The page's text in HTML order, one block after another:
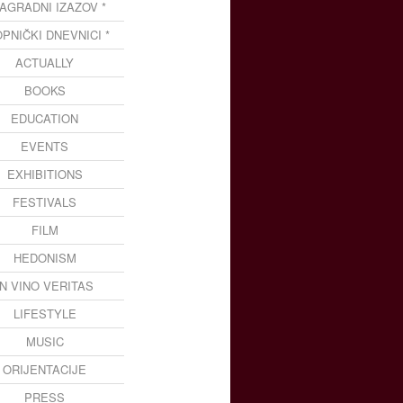
IZAZOV *
DNEVNICI *
ACTUALLY
BOOKS
EDUCATION
EVENTS
EXHIBITIONS
FESTIVALS
FILM
HEDONISM
VINO VERITAS
LIFESTYLE
MUSIC
ORIJENTACIJE
PRESS